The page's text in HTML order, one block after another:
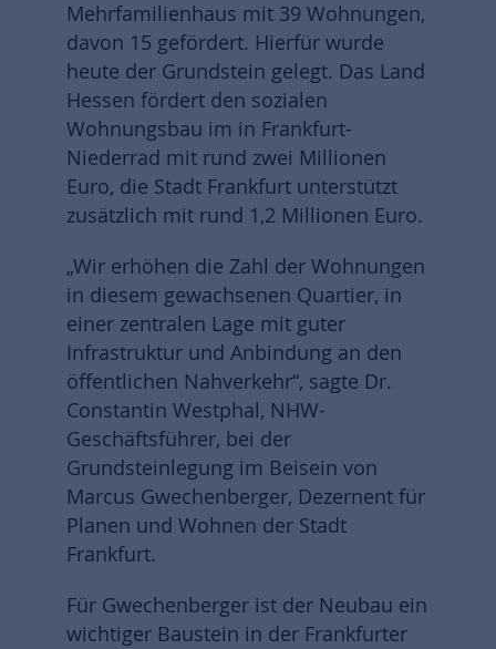
Mehrfamilienhaus mit 39 Wohnungen,
davon 15 gefördert. Hierfür wurde
heute der Grundstein gelegt. Das Land
Hessen fördert den sozialen
Wohnungsbau im in Frankfurt-
Niederrad mit rund zwei Millionen
Euro, die Stadt Frankfurt unterstützt
zusätzlich mit rund 1,2 Millionen Euro.
„Wir erhöhen die Zahl der Wohnungen
in diesem gewachsenen Quartier, in
einer zentralen Lage mit guter
Infrastruktur und Anbindung an den
öffentlichen Nahverkehr“, sagte Dr.
Constantin Westphal, NHW-
Geschäftsführer, bei der
Grundsteinlegung im Beisein von
Marcus Gwechenberger, Dezernent für
Planen und Wohnen der Stadt
Frankfurt.
Für Gwechenberger ist der Neubau ein
wichtiger Baustein in der Frankfurter